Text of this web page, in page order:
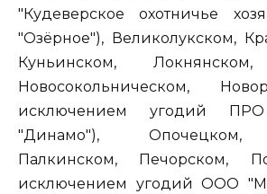
"Кудеверское охотничье
"Озёрное"), Великолукском,
Куньинском,
Новосокольническом,
исключением угодий
"Динамо"), Опочецком,
Палкинском, Печорском,
исключением угодий ООО